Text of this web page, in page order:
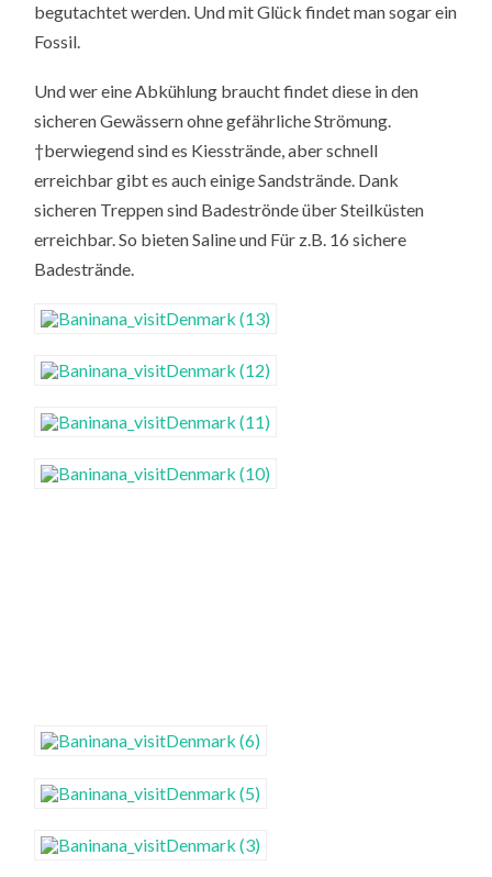
begutachtet werden. Und mit Glück findet man sogar ein
Fossil.
Und wer eine Abkühlung braucht findet diese in den
sicheren Gewässern ohne gefährliche Strömung.
†berwiegend sind es Kiesstrände, aber schnell
erreichbar gibt es auch einige Sandstrände. Dank
sicheren Treppen sind Badeströnde über Steilküsten
erreichbar. So bieten Saline und Für z.B. 16 sichere
Badestrände.